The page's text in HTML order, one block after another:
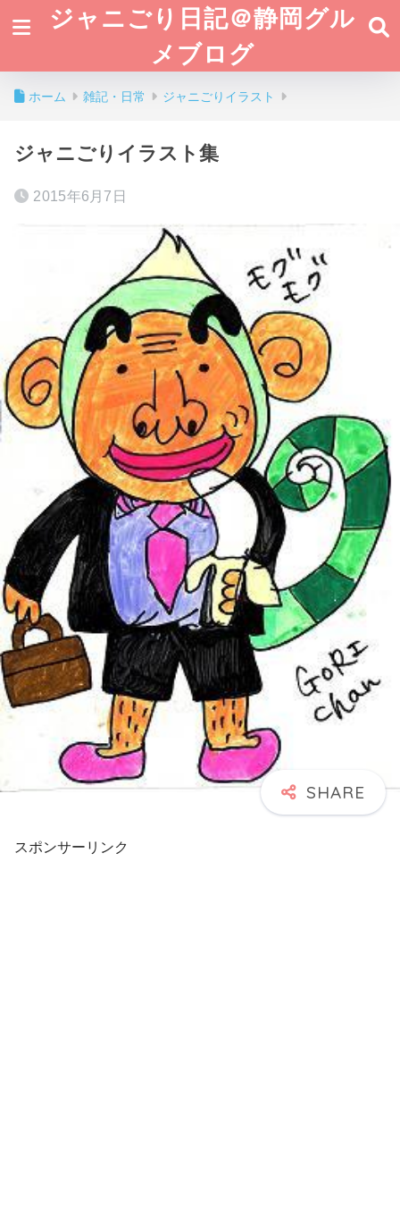
ジャニごり日記＠静岡グル
メブログ
ホーム 雑記・日常 ジャニごりイラスト
ジャニごりイラスト集
2015年6月7日
スポンサーリンク